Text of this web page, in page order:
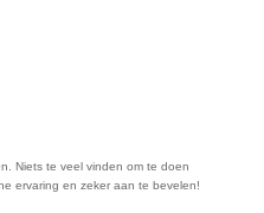
Niets te veel vinden om te doen
ervaring en zeker aan te bevelen!